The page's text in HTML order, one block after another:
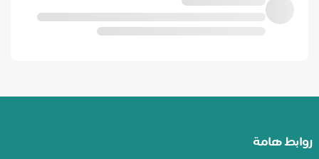
روابط هامة